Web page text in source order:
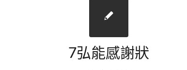
7弘能感謝狀